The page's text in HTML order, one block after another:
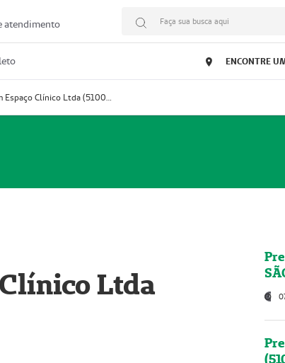
atendimento Faça sua busca aqui
ENCONTRE
Prestador Mosaicum Espaço Clínico Ltda (51004352-0)
Ltda